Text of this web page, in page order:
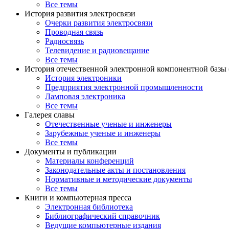
Все темы
История развития электросвязи
Очерки развития электросвязи
Проводная связь
Радиосвязь
Телевидение и радиовещание
Все темы
История отечественной электронной компонентной
История электроники
Предприятия электронной промышленности
Ламповая электроника
Все темы
Галерея славы
Отечественные ученые и инженеры
Зарубежные ученые и инженеры
Все темы
Документы и публикации
Материалы конференций
Законодательные акты и постановления
Нормативные и методические документы
Все темы
Книги и компьютерная пресса
Электронная библиотека
Библиографический справочник
Ведущие компьютерные издания